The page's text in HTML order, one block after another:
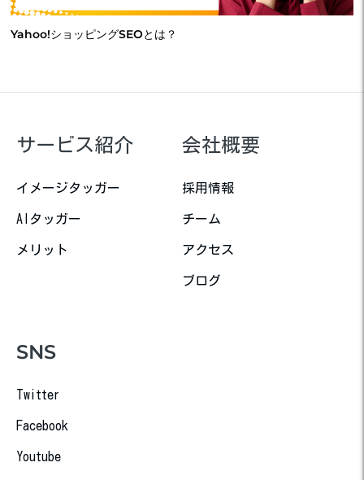
Yahoo!ショッピングSEOとは？
サービス紹介
イメージタッガー
AIタッガー
メリット
会社概要
採用情報
チーム
アクセス
ブログ
SNS
Twitter
Facebook
Youtube